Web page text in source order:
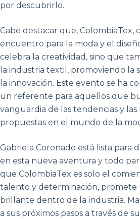
por descubrirlo.
Cabe destacar que, ColombiaTex,
encuentro para la moda y el
celebra la creatividad, sino que
la industria textil, promoviendo la
la innovación. Este evento se ha
un referente para aquellos que
vanguardia de las tendencias y las
propuestas en el mundo de la
Gabriela Coronado está lista para
en esta nueva aventura y todo
que ColombiaTex es solo el
talento y determinación,
brillante dentro de la industria.
a sus próximos pasos a través de